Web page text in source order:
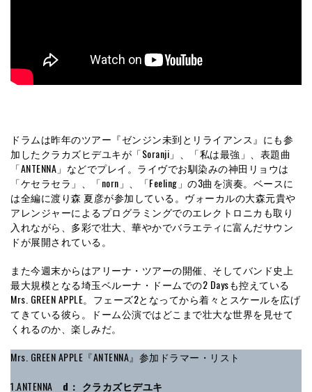
ドラムは昨年のツアー『ゼンジン未到とリライアンス』にも参
加したクラカズヒデユキが「Soranji」、「私は最強」、表題曲
「ANTENNA」などでプレイ。ライヴでお馴染みの神田リョウは
「ケセラセラ」、「norn」、「Feeling」の3曲を演奏。ベースに
は全編に渡り森 夏彦が参加している。ヴォーカルの大森元貴や
アレンジャーによるプログラミングでのエレクトロニカも取り
入れながら、多彩で壮大、華やかでバラエティに富んだサウン
ドが展開されている。
また今週末からはアリーナ・ツアーの開催、そしてバンド史上
最大規模となる埼玉ベルーナ・ドームでの2 Daysも控えている
Mrs. GREEN APPLE。フェーズ2となってから着々とスケールを広げ
てきている彼ら。ドーム公演ではどこまで壮大な世界を見せて
くれるのか、楽しみだ。
Mrs. GREEN APPLE『ANTENNA』参加ドラマー・リスト
1.ANTENNA d： クラカズヒデユキ